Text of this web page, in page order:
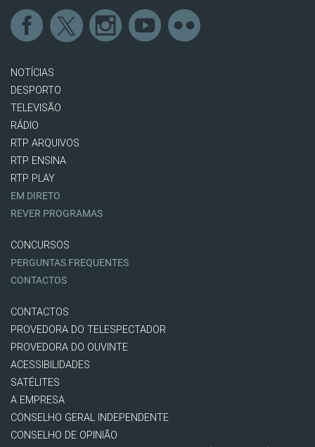
NOTÍCIAS
DESPORTO
TELEVISÃO
RÁDIO
RTP ARQUIVOS
RTP ENSINA
RTP PLAY
EM DIRETO
REVER PROGRAMAS
CONCURSOS
PERGUNTAS FREQUENTES
CONTACTOS
CONTACTOS
PROVEDORA DO TELESPECTADOR
PROVEDORA DO OUVINTE
ACESSIBILIDADES
SATÉLITES
A EMPRESA
CONSELHO GERAL INDEPENDENTE
CONSELHO DE OPINIÃO